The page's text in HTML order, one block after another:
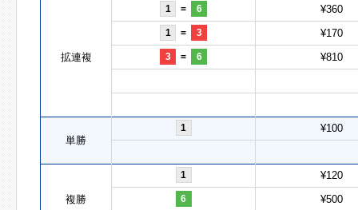
拡連複
1 = 6 ¥360
1 = 3 ¥170
3 = 6 ¥810
単勝
1 ¥100
複勝
1 ¥120
6 ¥500